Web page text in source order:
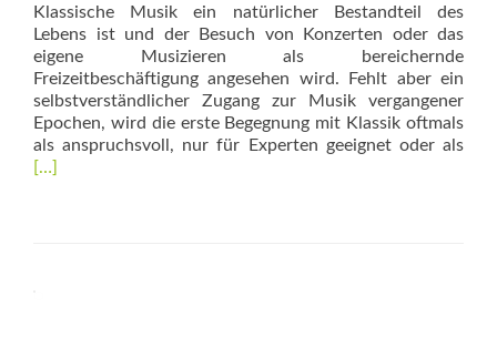
Klassische Musik ein natürlicher Bestandteil des
Lebens ist und der Besuch von Konzerten oder das
eigene Musizieren als bereichernde
Freizeitbeschäftigung angesehen wird. Fehlt aber ein
selbstverständ­licher Zugang zur Musik vergangener
Epochen, wird die erste Begegnung mit Klassik oftmals
als anspruchsvoll, nur für Experten geeignet oder als
[…]